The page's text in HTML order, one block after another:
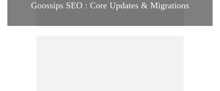
Goossips SEO : Core Updates & Migrations